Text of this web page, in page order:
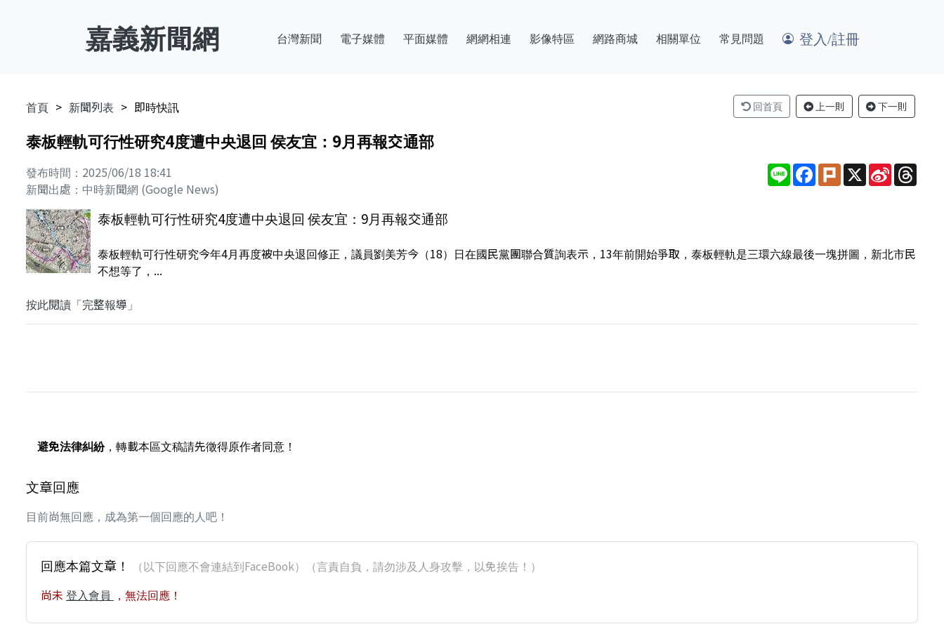
嘉義新聞網 台灣新聞 電子媒體 平面媒體 網網相連 影像特區 網路商城 相關單位 常見問題 登入/註冊
首頁 新聞列表 即時快訊 回首頁 上一則 下一則
泰板輕軌可行性研究4度遭中央退回 侯友宜：9月再報交通部
發布時間：2025/06/18 18:41
新聞出處：中時新聞網 (Google News)
Line Facebook
PlurkX Sina
Weibo
泰板輕軌可行性研究4度遭中央退回 侯友宜：9月再報交通部
泰板輕軌可行性研究今年4月再度被中央退回修正，議員劉美芳今（18）日在國民黨團聯合質詢表示，13年前開始爭取，泰板輕軌是三環六線最後一塊拼圖，新北市民
不想等了，...
按此閱讀「完整報導」
避免法律糾紛，轉載本區文稿請先徵得原作者同意！
文章回應
目前尚無回應，成為第一個回應的人吧！
回應本篇文章！ （以下回應不會連結到FaceBook）（言責自負，請勿涉及人身攻擊，以免挨告！）
尚未 登入會員 ，無法回應！